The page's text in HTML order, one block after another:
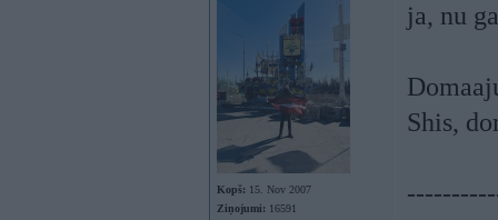
Kopš: 15. Nov 2007
Ziņojumi: 16591
ja, nu
Shis,